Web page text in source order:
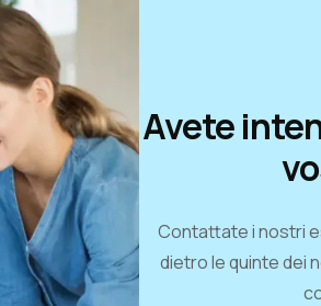
Avete
Contattate i nostri
dietro le quinte dei